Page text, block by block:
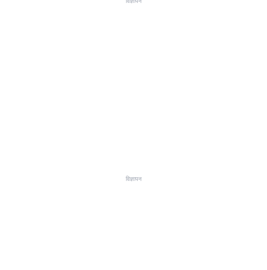
विज्ञापन